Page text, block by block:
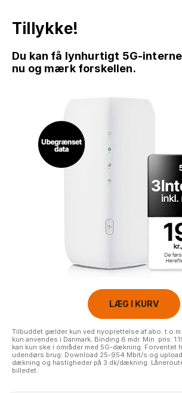
Tillykke!
Du kan få lynhurtigt 5G-
nu og mærk forskellen.
LÆG I KURV
Tilbuddet gælder kun ved nyoprettelse af abo.
kun anvendes i Danmark. Binding 6 mdr. Min. pris:
kan kun ske i områder med 5G-dækning. Forventet
udendørs brug: Download 25-954 Mbit/s og
dækning og hastigheder på 3.dk/dækning.
billedet.